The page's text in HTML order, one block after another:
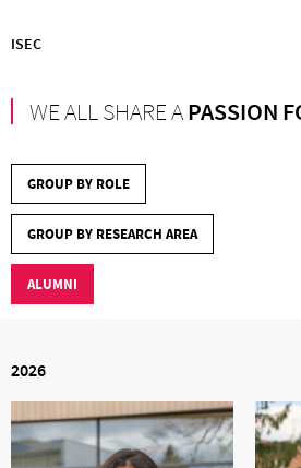
ISEC
WE ALL SHARE APASSION
GROUP BY ROLE
GROUP BY RESEARCH AREA
ALUMNI
2026